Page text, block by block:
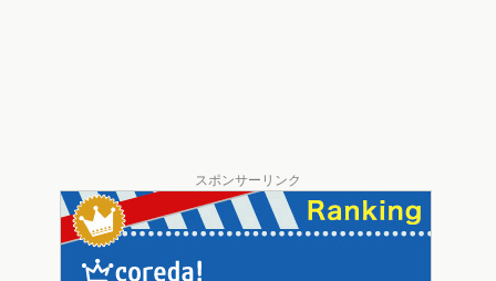
スポンサーリンク